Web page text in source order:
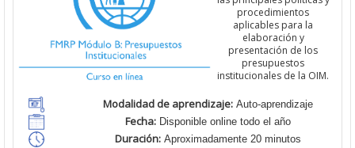
procedimientos
aplicables para la
elaboración y
presentación de los
presupuestos
institucionales de la OIM.
Modalidad de aprendizaje: Auto-aprendizaje
Fecha: Disponible online todo el año
Duración: Aproximadamente 20 minutos